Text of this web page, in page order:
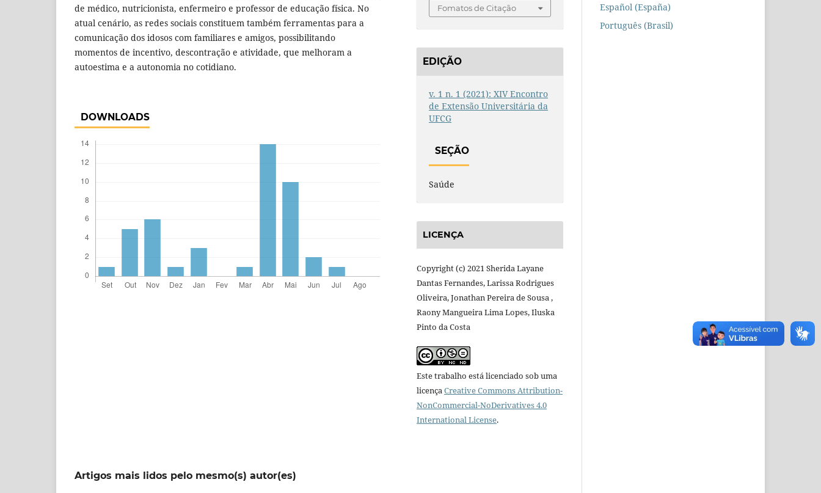
de médico, nutricionista, enfermeiro e professor de educação física. No
atual cenário, as redes sociais constituem também ferramentas para a
comunicação dos idosos com familiares e amigos, possibilitando
momentos de incentivo, descontração e atividade, que melhoram a
autoestima e a autonomia no cotidiano.
DOWNLOADS
Fomatos de Citação
EDIÇÃO
v. 1 n. 1 (2021): XIV Encontro
de Extensão Universitária da
UFCG
SEÇÃO
Saúde
LICENÇA
Copyright (c) 2021 Sherida Layane
Dantas Fernandes, Larissa Rodrigues
Oliveira, Jonathan Pereira de Sousa ,
Raony Mangueira Lima Lopes, Iluska
Pinto da Costa
Este trabalho está licenciado sob uma
licençaCreative Commons Attribution-
NonCommercial-NoDerivatives 4.0
International License.
Artigos mais lidos pelo mesmo(s) autor(es)
Español (España)
Português (Brasil)